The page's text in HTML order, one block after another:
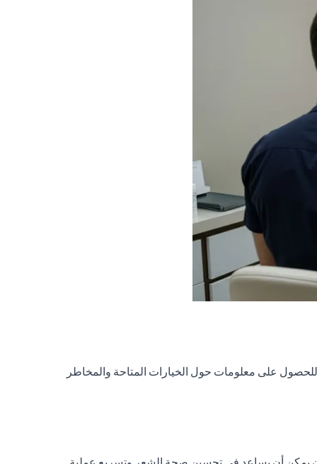
على معلومات حول الخيارات المتاحة والمخاطر